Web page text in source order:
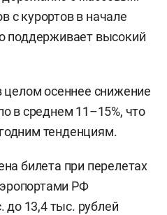
с курортов в начале
поддерживает высокий
целом осеннее снижение
в среднем 11–15%, что
тенденциям.
билета при перелетах
РФ
до 13,4 тыс. рублей